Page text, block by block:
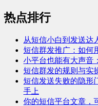
热点排行
从短信小白到发送达
短信群发推广：如何
小平台也能有大声音
短信群发的规则与实
短信发送失败的隐形
手上
你的短信平台文章，